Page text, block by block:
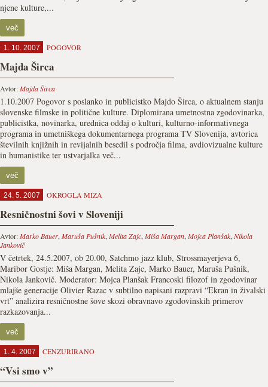
njene kulture,...
več
1. 10. 2007 POGOVOR
Majda Širca
Avtor:Majda Širca
1.10.2007 Pogovor s poslanko in publicistko Majdo Širca, o aktualnem stanju
slovenske filmske in politične kulture. Diplomirana umetnostna zgodovinarka,
publicistka, novinarka, urednica oddaj o kulturi, kulturno-informativnega
programa in umetniškega dokumentarnega programa TV Slovenija, avtorica
številnih knjižnih in revijalnih besedil s področja filma, avdiovizualne kulture
in humanistike ter ustvarjalka več...
več
24. 5. 2007 OKROGLA MIZA
Resničnostni šovi v Sloveniji
Avtor:Marko Bauer, Maruša Pušnik, Melita Zajc, Miša Margan, Mojca Planšak, Nikola
Jankovič
V četrtek, 24.5.2007, ob 20.00, Satchmo jazz klub, Strossmayerjeva 6,
Maribor Gostje: Miša Margan, Melita Zajc, Marko Bauer, Maruša Pušnik,
Nikola Jankovič. Moderator: Mojca Planšak Francoski filozof in zgodovinar
mlajše generacije Olivier Razac v subtilno napisani razpravi “Ekran in živalski
vrt” analizira resničnostne šove skozi obravnavo zgodovinskih primerov
razkazovanja...
več
1. 4. 2007 CENZURIRANO
“Vsi smo v”